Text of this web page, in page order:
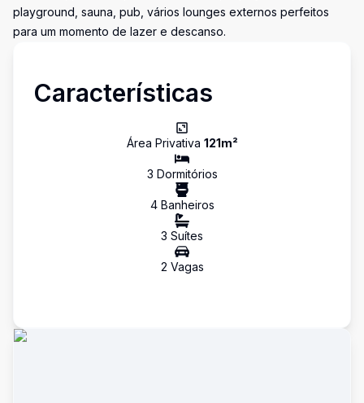
playground, sauna, pub, vários lounges externos perfeitos
para um momento de lazer e descanso.
Características
Área Privativa 121m²
3 Dormitórios
4Banheiros
3 Suítes
2 Vagas